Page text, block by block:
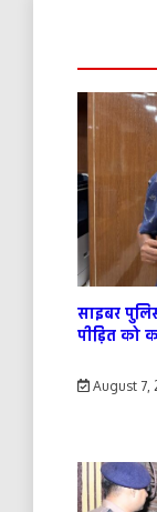
साइबर
पीड़ित को
August 7,